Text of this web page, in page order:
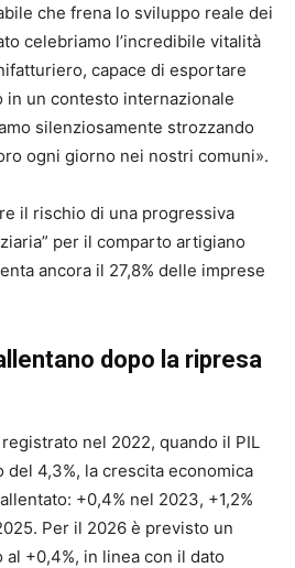
che frena lo sviluppo reale dei
celebriamo l’incredibile vitalità
capace di esportare
in un contesto internazionale
silenziosamente strozzando
ogni giorno nei nostri comuni».
il rischio di una progressiva
per il comparto artigiano
ancora il 27,8% delle imprese
dopo la ripresa
nel 2022, quando il PIL
4,3%, la crescita economica
+0,4% nel 2023, +1,2%
Per il 2026 è previsto un
+0,4%, in linea con il dato